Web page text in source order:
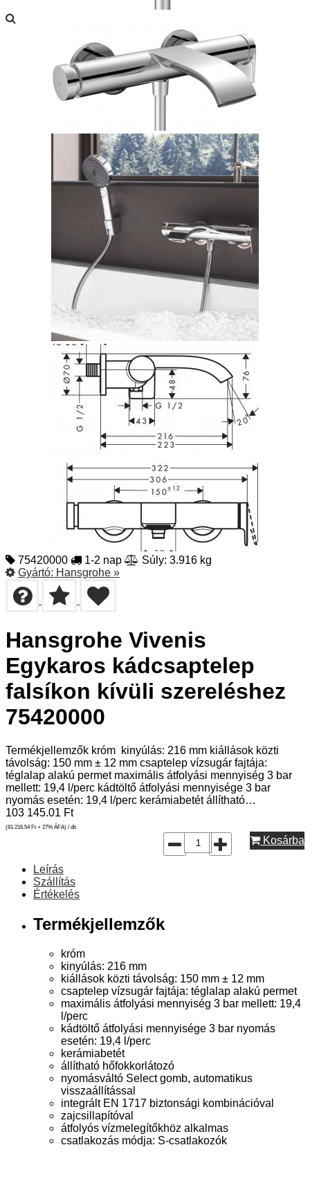
75420000 1-2 nap
Súly: 3.916 kg
Gyártó: Hansgrohe »
Hansgrohe Vivenis
Egykaros kádcsaptelep
falsíkon kívüli szereléshez
75420000
Termékjellemzők króm kinyúlás: 216 mm kiállások közti
távolság: 150 mm ± 12 mm csaptelep vízsugár fajtája:
téglalap alakú permet maximális átfolyási mennyiség 3 bar
mellett: 19,4 l/perc kádtöltő átfolyási mennyisége 3 bar
nyomás esetén: 19,4 l/perc kerámiabetét állítható…
103 145.01 Ft
(81 216.54 Ft + 27% ÁFA) / db
Kosárba
Leírás
Szállítás
Értékelés
Termékjellemzők
króm
kinyúlás: 216 mm
kiállások közti távolság: 150 mm ± 12 mm
csaptelep vízsugár fajtája: téglalap alakú permet
maximális átfolyási mennyiség 3 bar mellett: 19,4
l/perc
kádtöltő átfolyási mennyisége 3 bar nyomás
esetén: 19,4 l/perc
kerámiabetét
állítható hőfokkorlátozó
nyomásváltó Select gomb, automatikus
visszaállítással
integrált EN 1717 biztonsági kombinációval
zajcsillapítóval
átfolyós vízmelegítőkhöz alkalmas
csatlakozás módja: S-csatlakozók